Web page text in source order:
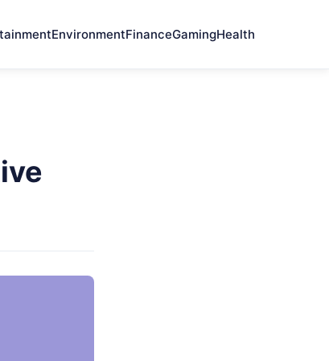
EnvironmentFinanceGamingHealth